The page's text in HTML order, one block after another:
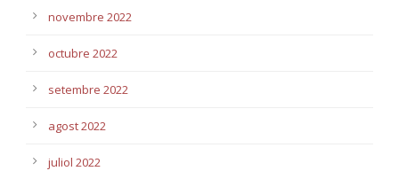
novembre 2022
octubre 2022
setembre 2022
agost 2022
juliol 2022